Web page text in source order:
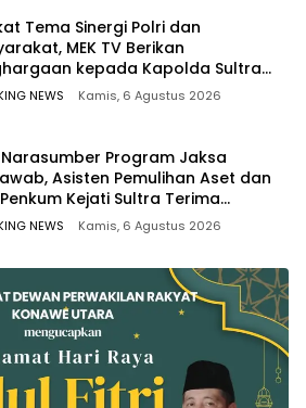
Tema Sinergi Polri dan
MEK TV Berikan
kepada Kapolda Sultra
Kabid Humas
NEWS Kamis, 6 Agustus 2026
Program Jaksa
Asisten Pemulihan Aset dan
Kejati Sultra Terima
dari Komisaris MEK TV
NEWS Kamis, 6 Agustus 2026